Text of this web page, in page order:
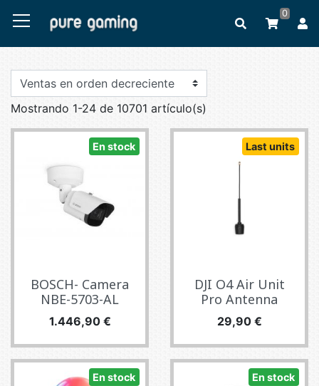
0
Mostrando 1-24 de 10701 artículo(s)
En stock
BOSCH- Camera
NBE-5703-AL
Precio
1.446,90 €
Last units
DJI O4 Air Unit
Pro Antenna
Precio
29,90 €
En stock En stock